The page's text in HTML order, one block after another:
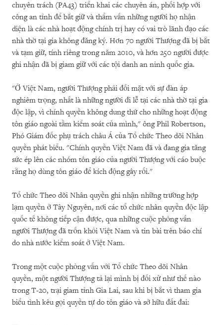
chuyên trách (PA43) triển khai các chuyên án, phối hợp với
công an tỉnh để bắt giữ và thẩm vấn những người họ nhận
diện là các nhà hoạt động chính trị hay có vai trò lãnh đạo các
nhà thờ tại gia không đăng ký. Hơn 70 người Thượng đã bị bắt
và tạm giữ, tính riêng trong năm 2010, và hơn 250 người được
ghi nhận đã bị giam giữ với các tội danh an ninh quốc gia.
"Ở Việt Nam, người Thượng phải đối mặt với sự đàn áp
nghiêm trọng, nhất là những người đi lễ tại các nhà thờ tại gia
độc lập, vì chính quyền không dung thứ cho những hoạt động
tôn giáo ngoài tầm kiểm soát của mình," ông Phil Robertson,
Phó Giám đốc phụ trách châu Á của Tổ chức Theo dõi Nhân
quyền phát biểu. "Chính quyền Việt Nam đã và đang gia tăng
sức ép lên các nhóm tôn giáo của người Thượng với cáo buộc
rằng họ dùng tôn giáo để kích động gây rối."
Tổ chức Theo dõi Nhân quyền ghi nhận những trường hợp
lạm quyền ở Tây Nguyên, nơi các tổ chức nhân quyền độc lập
quốc tế không tiếp cận được, qua những cuộc phỏng vấn
người Thượng đã trốn khỏi Việt Nam và tin bài trên báo chí
do nhà nước kiểm soát ở Việt Nam.
Trong một cuộc phỏng vấn với Tổ chức Theo dõi Nhân
quyền, một người Thượng tả lại mình bị đối xử như thế nào
trong T-20, trại giam tỉnh Gia Lai, sau khi bị bắt vì tham gia
biểu tình kêu gọi quyền tự do tôn giáo và sở hữu đất đai: